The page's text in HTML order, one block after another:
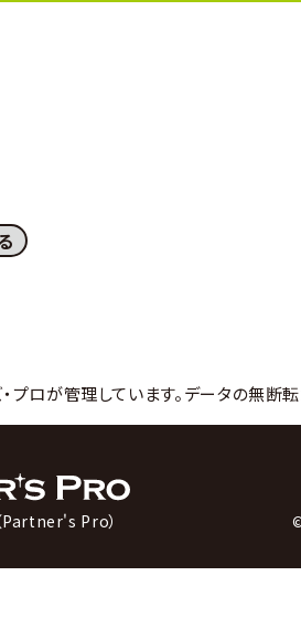
ロが管理しています。データの無断転
Partner's Pro）